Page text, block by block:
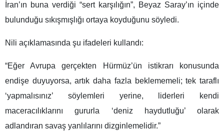
İran’ın buna verdiği “sert karşılığın”, Beyaz Saray’ın içinde
bulunduğu sıkışmışlığı ortaya koyduğunu söyledi.
Nili açıklamasında şu ifadeleri kullandı:
“Eğer Avrupa gerçekten Hürmüz’ün istikrarı konusunda
endişe duyuyorsa, artık daha fazla beklememeli; tek taraflı
‘yapmalısınız’ söylemleri yerine, liderleri kendi
maceracılıklarını gururla ‘deniz haydutluğu’ olarak
adlandıran savaş yanlılarını dizginlemelidir.”